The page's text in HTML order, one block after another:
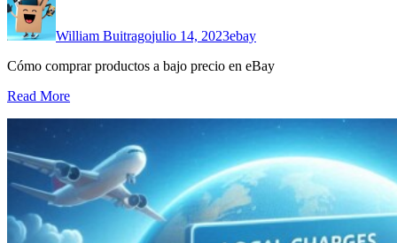
William Buitragojulio 14, 2023ebay
Cómo comprar productos a bajo precio en eBay
Read More